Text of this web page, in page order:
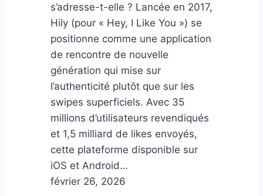
s’adresse-t-elle ? Lancée en 2017,
Hily (pour « Hey, I Like You ») se
positionne comme une application
de rencontre de nouvelle
génération qui mise sur
l’authenticité plutôt que sur les
swipes superficiels. Avec 35
millions d’utilisateurs revendiqués
et 1,5 milliard de likes envoyés,
cette plateforme disponible sur
iOS et Android…
février 26, 2026